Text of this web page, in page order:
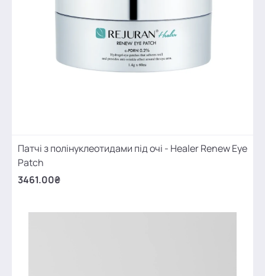
Патчі з полінуклеотидами під очі - Healer Renew Eye
Patch
3461.00₴